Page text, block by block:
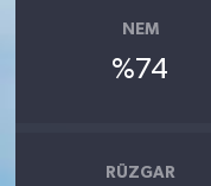
NEM
%74
RÜZGAR